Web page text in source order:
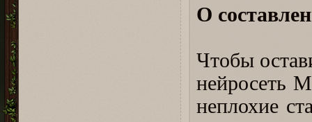
О
Чтобы
нейросеть
неплохие